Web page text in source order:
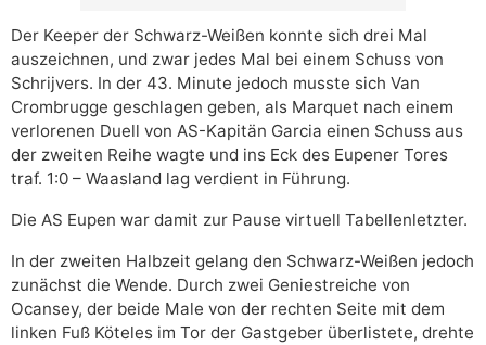
Der Keeper der Schwarz-Weißen konnte sich drei Mal
auszeichnen, und zwar jedes Mal bei einem Schuss von
Schrijvers. In der 43. Minute jedoch musste sich Van
Crombrugge geschlagen geben, als Marquet nach einem
verlorenen Duell von AS-Kapitän Garcia einen Schuss aus
der zweiten Reihe wagte und ins Eck des Eupener Tores
traf. 1:0 – Waasland lag verdient in Führung.
Die AS Eupen war damit zur Pause virtuell Tabellenletzter.
In der zweiten Halbzeit gelang den Schwarz-Weißen jedoch
zunächst die Wende. Durch zwei Geniestreiche von
Ocansey, der beide Male von der rechten Seite mit dem
linken Fuß Köteles im Tor der Gastgeber überlistete, drehte